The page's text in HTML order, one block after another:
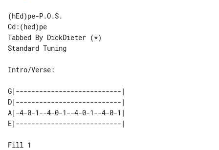
(hEd)pe-P.O.S.
Cd:(hed)pe
Tabbed By DickDieter (*)
Standard Tuning
Intro/Verse:
G|---------------------------|
D|---------------------------|
A|-4-0-1--4-0-1--4-0-1--4-0-1|
E|---------------------------|
Fill 1